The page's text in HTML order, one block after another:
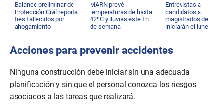
Balance preliminar de
Protección Civil reporta
tres fallecidos por
ahogamiento
MARN prevé
temperaturas de hasta
42ºC y lluvias este fin
de semana
Entrevistas a
candidatos a
magistrados de
iniciarán el lunes
Acciones para prevenir accidentes
Ninguna construcción debe iniciar sin una adecuada
planificación y sin que el personal conozca los riesgos
asociados a las tareas que realizará.